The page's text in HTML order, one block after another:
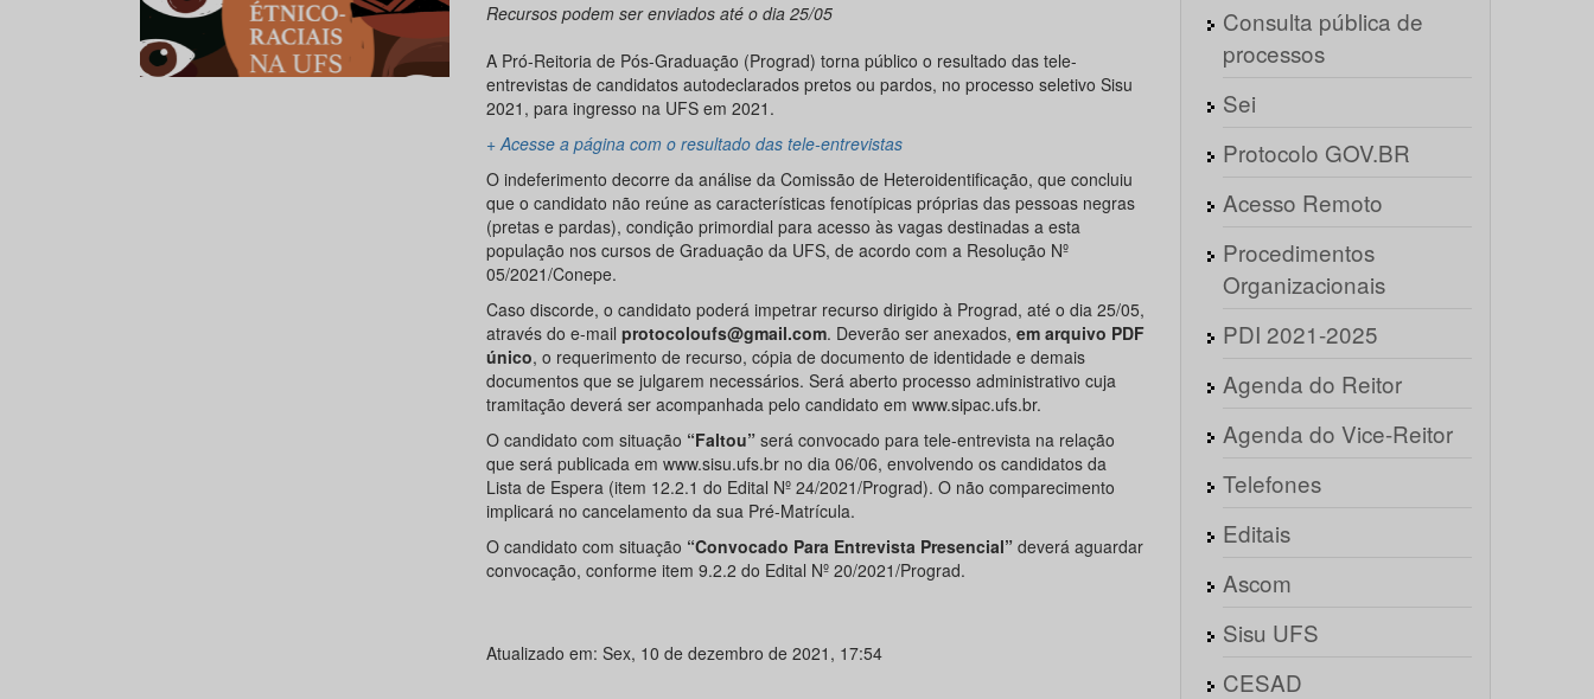
Recursos podem ser enviados até o dia 25/05
A Pró-Reitoria de Pós-Graduação (Prograd) torna público o resultado das tele-
entrevistas de candidatos autodeclarados pretos ou pardos, no processo seletivo Sisu
2021, para ingresso na UFS em 2021.
+ Acesse a página com o resultado das tele-entrevistas
O indeferimento decorre da análise da Comissão de Heteroidentificação, que concluiu
que o candidato não reúne as características fenotípicas próprias das pessoas negras
(pretas e pardas), condição primordial para acesso às vagas destinadas a esta
população nos cursos de Graduação da UFS, de acordo com a Resolução Nº
05/2021/Conepe.
Caso discorde, o candidato poderá impetrar recurso dirigido à Prograd, até o dia 25/05,
através do e-mail protocoloufs@gmail.com. Deverão ser anexados, em arquivo PDF
único, o requerimento de recurso, cópia de documento de identidade e demais
documentos que se julgarem necessários. Será aberto processo administrativo cuja
tramitação deverá ser acompanhada pelo candidato em www.sipac.ufs.br.
O candidato com situação “Faltou”será convocado para tele-entrevista na relação
que será publicada em www.sisu.ufs.br no dia 06/06, envolvendo os candidatos da
Lista de Espera (item 12.2.1 do Edital Nº 24/2021/Prograd). O não comparecimento
implicará no cancelamento da sua Pré-Matrícula.
O candidato com situação “Convocado Para Entrevista Presencial”deverá aguardar
convocação, conforme item 9.2.2 do Edital Nº 20/2021/Prograd.
Atualizado em: Sex, 10 de dezembro de 2021, 17:54
Consulta pública de
processos
Sei
Protocolo GOV.BR
Acesso Remoto
Procedimentos
Organizacionais
PDI 2021-2025
Agenda do Reitor
Agenda do Vice-Reitor
Telefones
Editais
Ascom
Sisu UFS
CESAD